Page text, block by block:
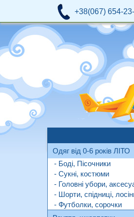
+38(067) 654-
Одяг від 0-6 років ЛІТО
- Боді, Пісочники
- Сукні, костюми
- Головні убори,
- Шорти, спідниці,
- Футболки, сорочки